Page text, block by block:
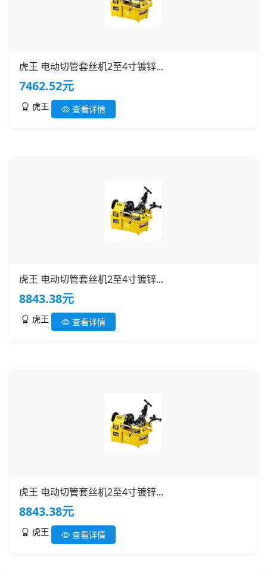
虎王 电动切管套丝机2至4寸镀锌...
7462.52元
虎王 查看详情
虎王 电动切管套丝机2至4寸镀锌...
8843.38元
虎王 查看详情
虎王 电动切管套丝机2至4寸镀锌...
8843.38元
虎王 查看详情